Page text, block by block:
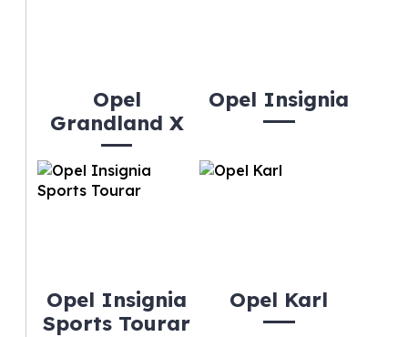
Opel
Grandland X
Opel Insignia
Opel Insignia
Sports Tourar
Opel Karl